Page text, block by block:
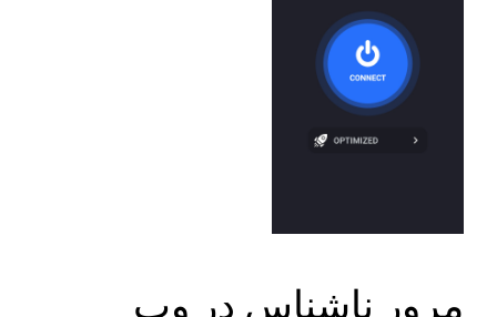
مرور ناشناس در وب